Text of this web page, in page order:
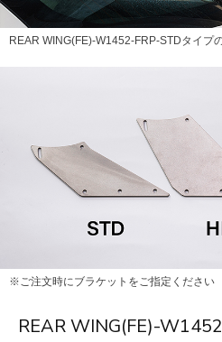
REAR WING(FE)-W1452-FRP-STDタイプ
※ご注文時にブラケットをご指定ください
REAR WING(FE)-